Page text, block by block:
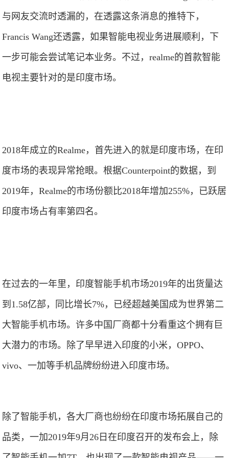
与网友交流时透漏的，在透露这条消息的推特下，
Francis Wang还透露，如果智能电视业务进展顺利，下
一步可能会尝试笔记本业务。不过，realme的首款智能
电视主要针对的是印度市场。
2018年成立的Realme，首先进入的就是印度市场，在印
度市场的表现异常抢眼。根据Counterpoint的数据，到
2019年，Realme的市场份额比2018年增加255%，已跃居
印度市场占有率第四名。
在过去的一年里，印度智能手机市场2019年的出货量达
到1.58亿部，同比增长7%，已经超越美国成为世界第二
大智能手机市场。许多中国厂商都十分看重这个拥有巨
大潜力的市场。除了早早进入印度的小米，OPPO、
vivo、一加等手机品牌纷纷进入印度市场。
除了智能手机，各大厂商也纷纷在印度市场拓展自己的
品类，一加2019年9月26日在印度召开的发布会上，除